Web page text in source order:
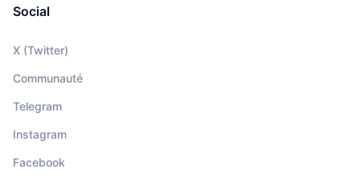
Social
X (Twitter)
Communauté
Telegram
Instagram
Facebook